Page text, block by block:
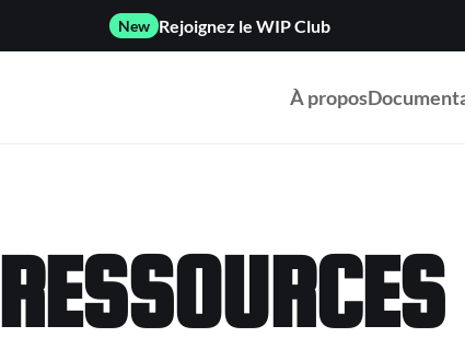
New Rejoignez le WIP Club
À propos
RESSOURCES